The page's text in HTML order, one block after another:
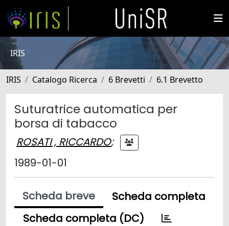
IRIS
IRIS Catalogo Ricerca 6 Brevetti 6.1 Brevetto
Suturatrice automatica per
borsa di tabacco
ROSATI , RICCARDO;
1989-01-01
Scheda breve
Scheda completa
Scheda completa (DC)